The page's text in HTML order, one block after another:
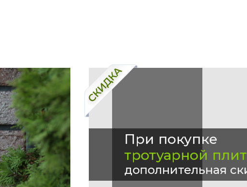
При покупке
тротуарной
дополнительная